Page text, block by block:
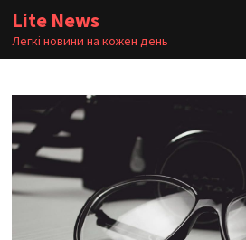
Skip
to
content
Lite News
Легкі новини на кожен день